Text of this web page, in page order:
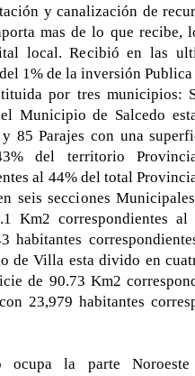
y canalización de
mas de lo que recibe,
local. Recibió en las
1% de la inversión
por tres municipios:
Municipio de Salcedo
85 Parajes con una
del territorio
al 44% del total
seis secciones
Km2 correspondientes
habitantes
de Villa esta divido en
de 90.73 Km2
23,979 habitantes
ocupa la parte